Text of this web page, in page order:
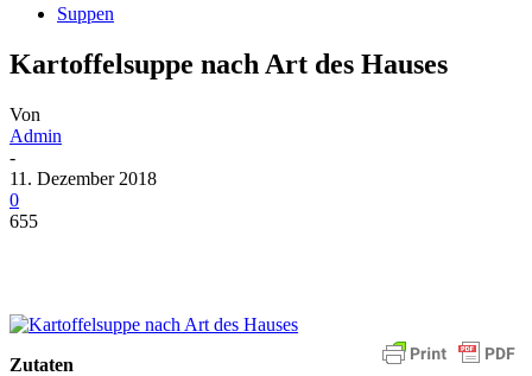
Suppen
Kartoffelsuppe nach Art des Hauses
Von
Admin
-
11. Dezember 2018
0
655
Zutaten